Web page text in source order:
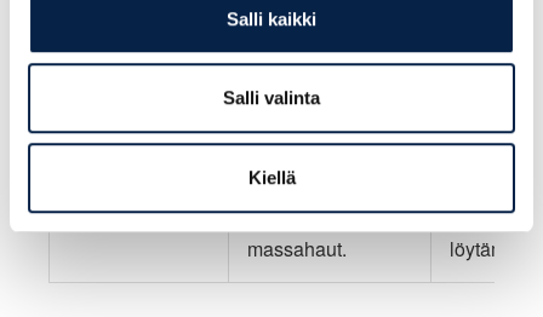
Salli kaikki
Salli valinta
Kiellä
Yhtenäinen ja
jatkuva polku
kaikille hakijoille.
Fokus
Prosessien
parantaminen ja
massahaut.